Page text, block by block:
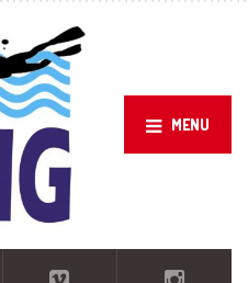
MENU